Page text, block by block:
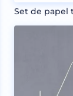
Set de papel